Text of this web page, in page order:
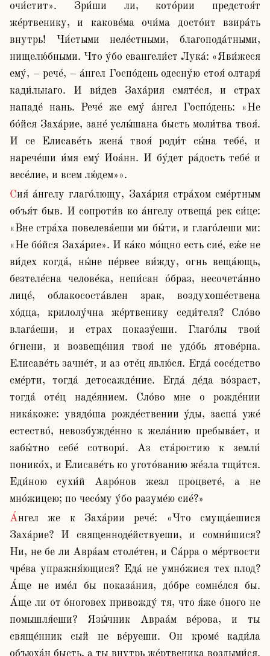
очи́стит». Зри́ши ли, кото́рии предстоя́т
же́ртвенику, и какове́ма очи́ма досто́ит взира́ть
внутрь! Чи́стыми неле́стными, благопода́тными,
нищелю́бными. Что у́бо евангели́ст Лука́: «Яви́жеся
ему́, – рече́, – а́нгел Госпо́день одесну́ю стоя́ олтаря́
кади́льнаго. И ви́дев Заха́рия смяте́ся, и страх
нападе́ нань. Рече́ же ему́ а́нгел Госпо́день: «Не
бо́йся Заха́рие, зане́ услы́шана бысть моли́тва твоя́.
И се Елисаве́ть жена́ твоя́ роди́т сы́на тебе́, и
нарече́ши и́мя ему́ Иоа́нн. И бу́дет ра́дость тебе́ и
весе́лие, и всем лю́дем»».
Сия́ а́нгелу глаго́лющу, Заха́рия стра́хом сме́ртным
объя́т быв. И сопроти́в ко а́нгелу отвеща́ рек си́це:
«Вне стра́ха повелева́еши ми бы́ти, и глаго́леши ми:
«Не бо́йся Заха́рие». И ка́ко мо́щно есть сие́, еж́е не
ви́дех когда́, ны́не пе́рвее ви́жду, огнь веща́ющь,
безтеле́сна челове́ка, непи́сан о́браз, несочета́нно
лице́, облакососта́влен зрак, воздухоше́ствена
хо́дца, крилолу́чна же́ртвенику седи́теля? Сло́во
влага́еши, и страх показу́еши. Глаго́лы твои́
о́гнени, и возвеще́ния твоя́ не удо́бь ятове́рна.
Елисаве́ть зачне́т, и аз оте́ц явлю́ся. Егда́ сосе́дство
сме́рти, тогда́ детосажде́ние. Егда́ де́да во́зраст,
тогда́ оте́ц наде́янием. Сло́во мне о рожде́нии
ника́коже: увядо́ша рожде́ствении у́ды, заспа́ уже́
естество́, невозбужде́нно к жела́нию пребыва́ет, и
забы́тно себе́ сотвори́. Аз ста́ростию к земли́
понико́х, и Елисаве́ть ко угото́ванию же́зла тщи́тся.
Еди́ною сухи́й Ааро́нов жезл процвете́, а не
мно́жицею; по чесо́му у́бо разуме́ю сие́?»
А́нгел же к Заха́рии рече́: «Что смуща́ешися
Заха́рие? И священноде́йствуеши, и сомни́шися?
Ни, не бе ли Авра́ам столе́тен, и Са́рра о ме́ртвости
чре́ва упражня́ющися? Еда́ не умно́жися тех плод?
А́ще не име́л бы показа́ния, до́бре сомне́лся бы.
А́ще ли от о́ноговех привожду́ тя, что я́же о́ного не
помышля́еши? Язы́чник Авраа́м ве́рова, и ты
свяще́нник сый не ве́руеши. Он кроме́ кади́ла
объюха́н бысть, а ты внутрь же́ртвеника воздыми́ся.